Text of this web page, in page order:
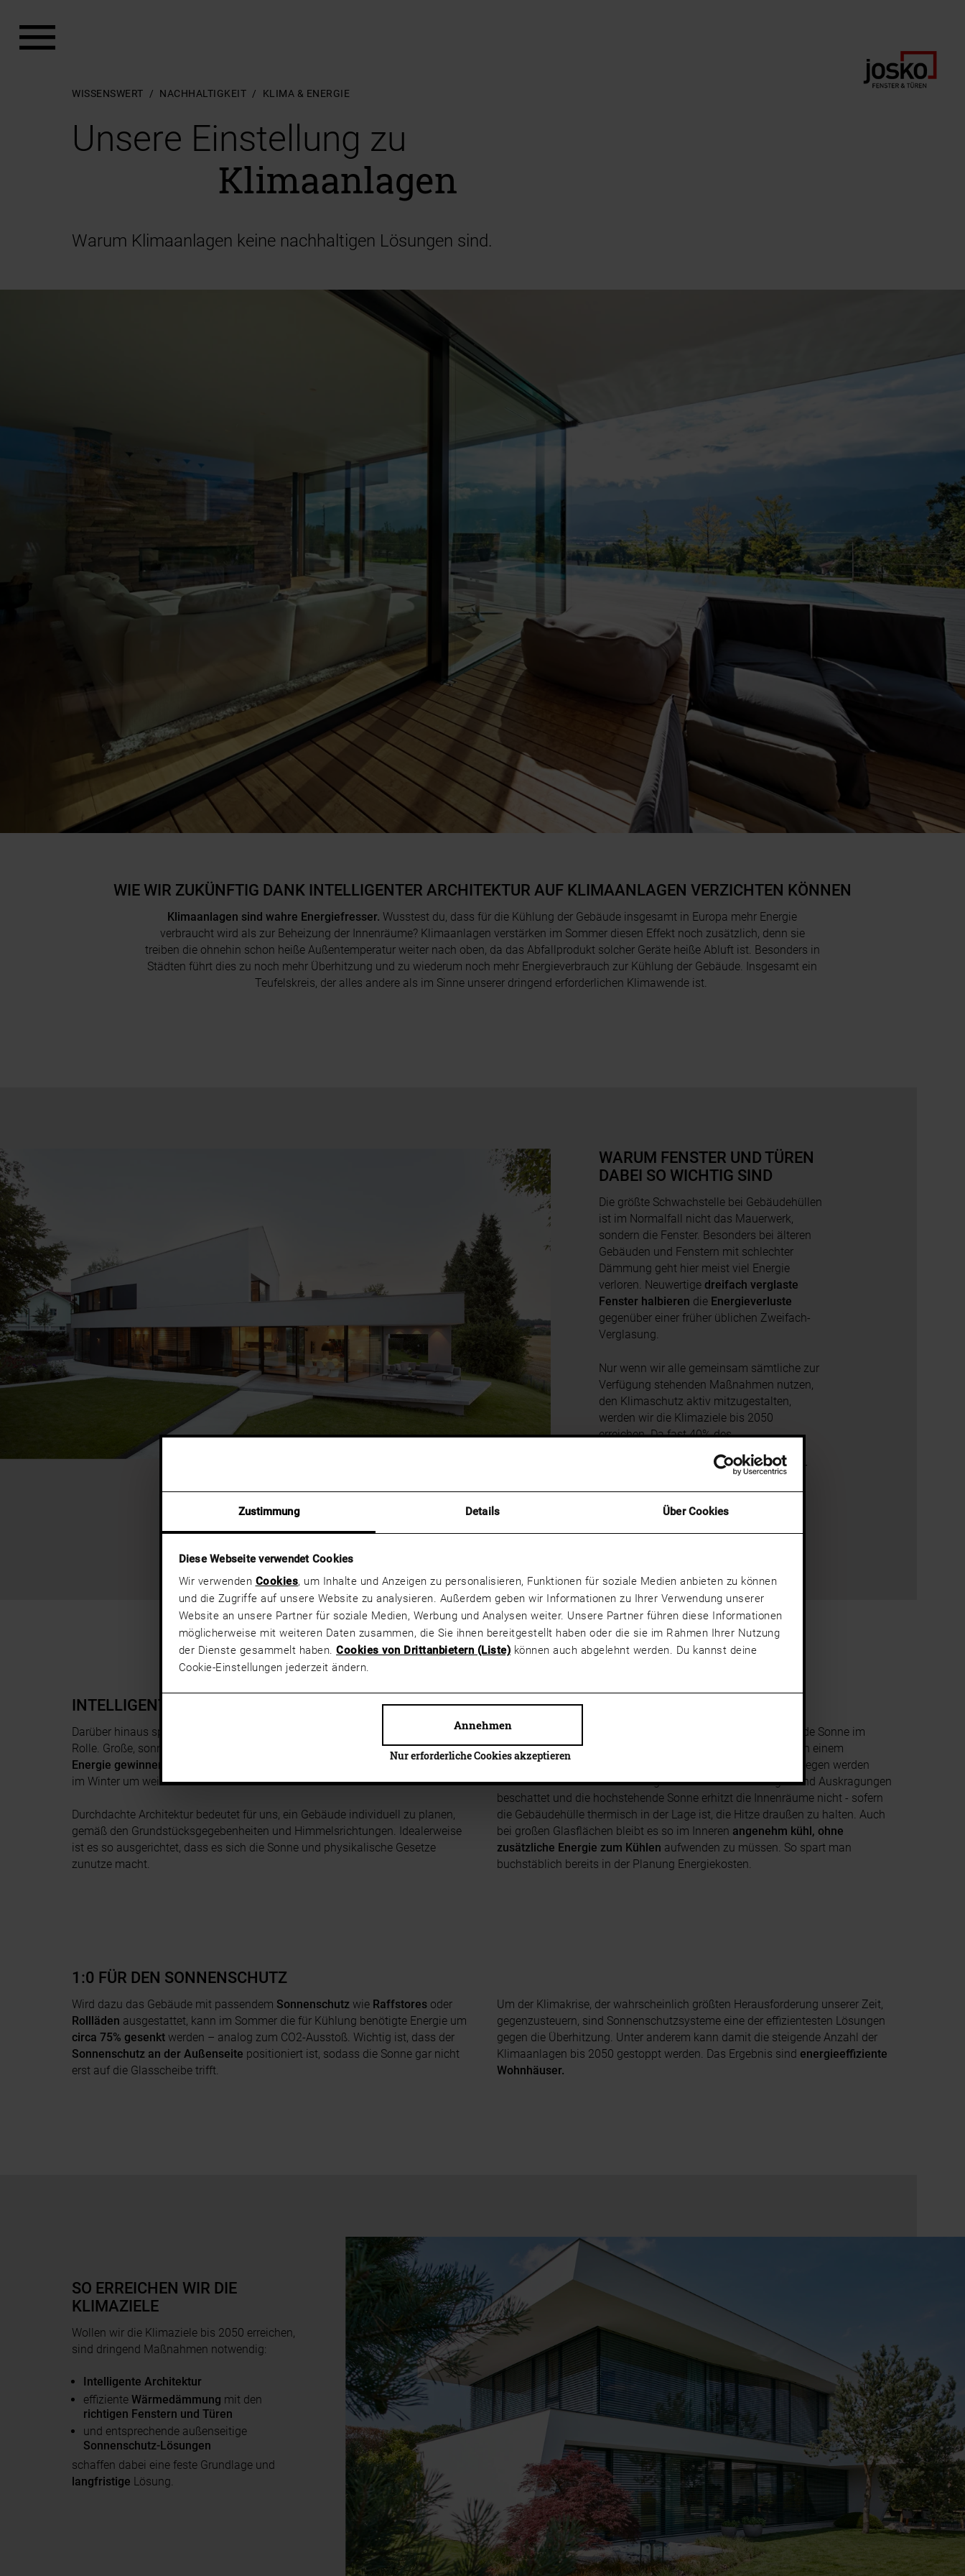
Zustimmung Details Über Cookies
Diese Webseite verwendet Cookies
Wir verwenden Cookies, um Inhalte und Anzeigen zu personalisieren, Funktionen für soziale Medien anbieten zu können
und die Zugriffe auf unsere Website zu analysieren. Außerdem geben wir Informationen zu Ihrer Verwendung unserer
Website an unsere Partner für soziale Medien, Werbung und Analysen weiter. Unsere Partner führen diese Informationen
möglicherweise mit weiteren Daten zusammen, die Sie ihnen bereitgestellt haben oder die sie im Rahmen Ihrer Nutzung
der Dienste gesammelt haben. Cookies von Drittanbietern (Liste) können auch abgelehnt werden. Du kannst deine
Cookie-Einstellungen jederzeit ändern.
Nur erforderliche Cookies akzeptieren
Annehmen
WISSENSWERT NACHHALTIGKEIT KLIMA & ENERGIE
Unsere Einstellung zu
Klimaanlagen
Warum Klimaanlagen keine nachhaltigen Lösungen sind.
WIE WIR ZUKÜNFTIG DANK INTELLIGENTER ARCHITEKTUR AUF KLIMAANLAGEN VERZICHTEN KÖNNEN
Klimaanlagen sind wahre Energiefresser. Wusstest du, dass für die Kühlung der Gebäude insgesamt in Europa mehr Energie
verbraucht wird als zur Beheizung der Innenräume? Klimaanlagen verstärken im Sommer diesen Effekt noch zusätzlich, denn sie
treiben die ohnehin schon heiße Außentemperatur weiter nach oben, da das Abfallprodukt solcher Geräte heiße Abluft ist. Besonders in
Städten führt dies zu noch mehr Überhitzung und zu wiederum noch mehr Energieverbrauch zur Kühlung der Gebäude. Insgesamt ein
Teufelskreis, der alles andere als im Sinne unserer dringend erforderlichen Klimawende ist.
WARUM FENSTER UND TÜREN
DABEI SO WICHTIG SIND
Die größte Schwachstelle bei Gebäudehüllen
ist im Normalfall nicht das Mauerwerk,
sondern die Fenster. Besonders bei älteren
Gebäuden und Fenstern mit schlechter
Dämmung geht hier meist viel Energie
verloren. Neuwertige dreifach verglaste
Fenster halbieren die Energieverluste
gegenüber einer früher üblichen Zweifach-
Verglasung.
Nur wenn wir alle gemeinsam sämtliche zur
Verfügung stehenden Maßnahmen nutzen,
den Klimaschutz aktiv mitzugestalten,
werden wir die Klimaziele bis 2050
erreichen. Da fast 40% des
Gesamtenergieverbrauchs in Europa
Gebäuden zuzuschreiben sind, leisten wir
INTELLIGENTE ARCHITEKTUR
Darüber hinaus spielt auch ihre
am Haus eine
Rolle. Große, sonnenseitig ausgerichtete Fenster können übers Jahrmehr
Energie gewinnen
im Winter um weitere15%.
Durchdachte Architektur bedeutet für uns, ein Gebäude individuell zu planen,
gemäß den Grundstücksgegebenheiten und Himmelsrichtungen. Idealerweise
ist es so ausgerichtet, dass es sich die Sonne und physikalische Gesetze
zunutze macht.
Beispiel: Größere, südseitige Verglasungen und die tiefstehende Sonne im
Winter verhelfen dem Raum zu
(wie in einem
Glashaus) und somit Heizenergie zu sparen. Im Sommer hingegen werden
diese Flächen durch außenseitige Sonnenschutz-Lösungen und Auskragungen
beschattet und die hochstehende Sonne erhitzt die Innenräume nicht - sofern
die Gebäudehülle thermisch in der Lage ist, die Hitze draußen zu halten. Auch
bei großen Glasflächen bleibt es so im Inneren angenehm kühl, ohne
zusätzliche Energie zum Kühlen aufwenden zu müssen. So spart man
buchstäblich bereits in der Planung Energiekosten.
1:0 FÜR DEN SONNENSCHUTZ
Wird dazu das Gebäude mit passendem Sonnenschutz wie Raffstores oder
Rollläden ausgestattet, kann im Sommer die für Kühlung benötigte Energie um
circa 75% gesenkt werden – analog zum CO2-Ausstoß. Wichtig ist, dass der
Sonnenschutz an der Außenseite positioniert ist, sodass die Sonne gar nicht
erst auf die Glasscheibe trifft.
Um der Klimakrise, der wahrscheinlich größten Herausforderung unserer Zeit,
gegenzusteuern, sind Sonnenschutzsysteme eine der effizientesten Lösungen
gegen die Überhitzung. Unter anderem kann damit die steigende Anzahl der
Klimaanlagen bis 2050 gestoppt werden. Das Ergebnis sind energieeffiziente
Wohnhäuser.
SO ERREICHEN WIR DIE
KLIMAZIELE
Wollen wir die Klimaziele bis 2050 erreichen,
sind dringend Maßnahmen notwendig:
Intelligente Architektur
effiziente Wärmedämmung mit den
richtigen Fenstern und Türen
und entsprechende außenseitige
Sonnenschutz-Lösungen
schaffen dabei eine feste Grundlage und
langfristige Lösung.